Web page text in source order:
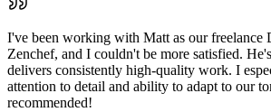
I've been working with Matt as our freelance
Zenchef, and I couldn't be more satisfied.
delivers consistently high-quality work. I
attention to detail and ability to adapt to our
recommended!